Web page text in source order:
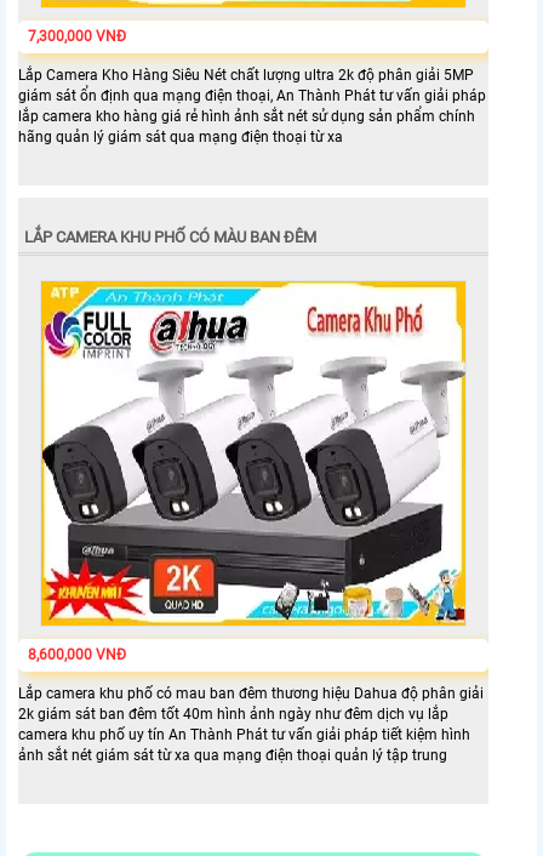
7,300,000 VNĐ
Lắp Camera Kho Hàng Siêu Nét chất lượng ultra 2k độ phân giải 5MP
giám sát ổn định qua mạng điện thoại, An Thành Phát tư vấn giải pháp
lắp camera kho hàng giá rẻ hình ảnh sắt nét sử dụng sản phẩm chính
hãng quản lý giám sát qua mạng điện thoại từ xa
LẮP CAMERA KHU PHỐ CÓ MÀU BAN ĐÊM
8,600,000 VNĐ
Lắp camera khu phố có mau ban đêm thương hiệu Dahua độ phân giải
2k giám sát ban đêm tốt 40m hình ảnh ngày như đêm dịch vụ lắp
camera khu phố uy tín An Thành Phát tư vấn giải pháp tiết kiệm hình
ảnh sắt nét giám sát từ xa qua mạng điện thoại quản lý tập trung